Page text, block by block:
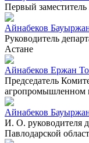
Первый
Айнабеков
Руководитель
Астане
Айнабеков Ержан
Председатель
Айнабеков
И. О. руководителя
Павлодарской